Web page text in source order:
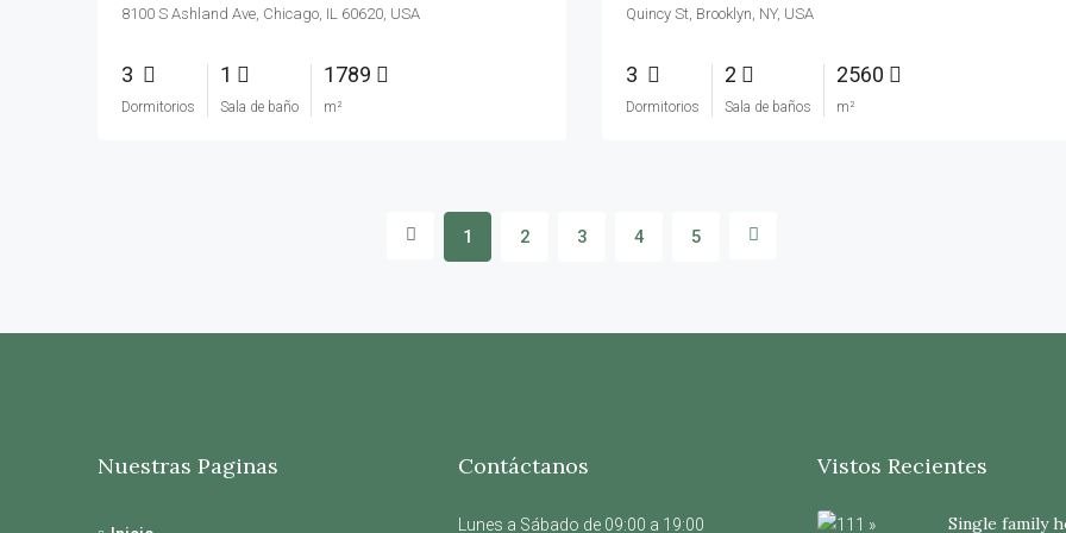
8100 S Ashland Ave, Chicago, IL 60620, USA
3
Dormitorios
1
Sala de baño
1789
m²
Quincy St, Brooklyn, NY, USA
3
Dormitorios
2
Sala de baños
2560
m²
1 2 3 4 5
Nuestras Paginas Contáctanos
Lunes a Sábado de 09:00 a 19:00
Vistos Recientes
Single family